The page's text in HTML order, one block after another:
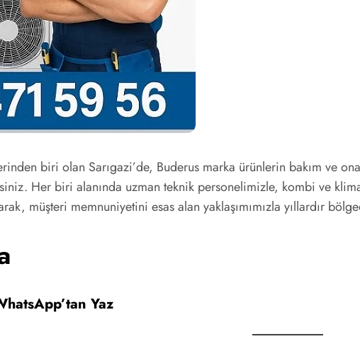
biri olan Sarıgazi’de, Buderus marka ürünlerin bakım ve
Her biri alanında uzman teknik personelimizle, kombi ve
müşteri memnuniyetini esas alan yaklaşımımızla yıllardır
Yaz